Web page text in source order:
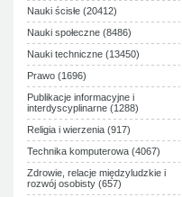
Nauki ścisłe (20412)
Nauki społeczne (8486)
Nauki techniczne (13450)
Prawo (1696)
Publikacje informacyjne i
interdyscyplinarne (1288)
Religia i wierzenia (917)
Technika komputerowa (4067)
Zdrowie, relacje międzyludzkie i
rozwój osobisty (657)